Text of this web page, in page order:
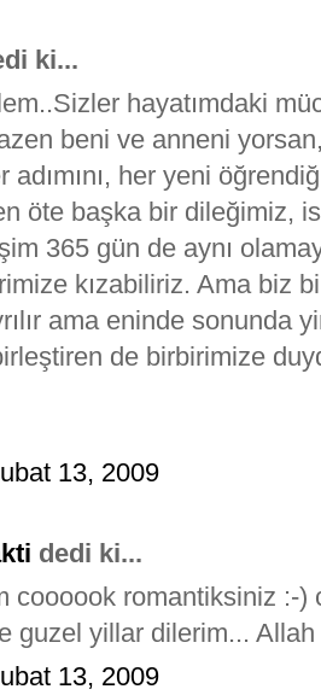
ki...
hayatımdaki
beni ve anneni
adımını, her yeni
öte başka bir dileğimiz,
365 gün de aynı
kızabiliriz. Ama biz
ama eninde sonunda
de birbirimize
13, 2009
dedi ki...
coooook romantiksiniz :-
guzel yillar dilerim...
13, 2009